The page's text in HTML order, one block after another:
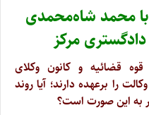
با محمد شاه‌محمدی
مرکز
قضائیه و کانون وکلای
را برعهده دارند؛ آیا روند
به این صورت است؟